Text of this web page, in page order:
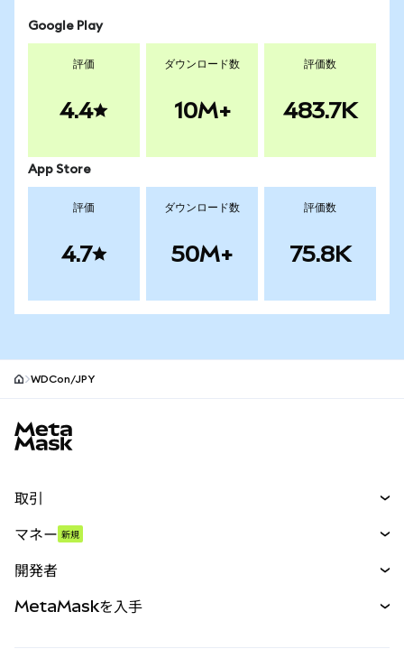
Google Play
評価
4.4
ダウンロード数
10M+
評価数
483.7K
App Store
評価
4.7
ダウンロード数
50M+
評価数
75.8K
WDCon/JPY
取引
パーペチュアル
RWA
マネー 新規
開発者
MetaMaskを入手